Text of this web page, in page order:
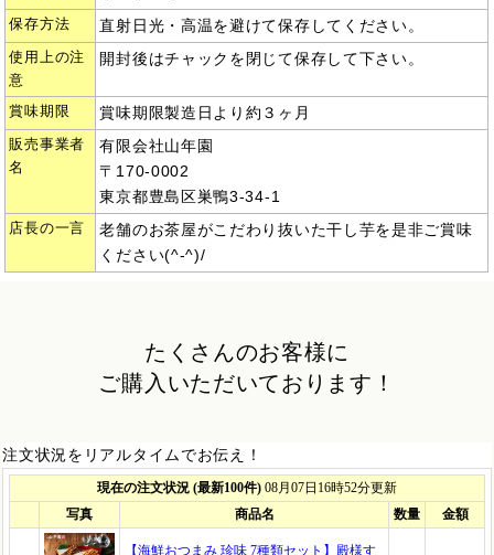
保存方法 直射日光・高温を避けて保存してください。
使用上の注
意
開封後はチャックを閉じて保存して下さい。
賞味期限 賞味期限製造日より約３ヶ月
販売事業者
名
有限会社山年園
〒170-0002
東京都豊島区巣鴨3-34-1
店長の一言
老舗のお茶屋がこだわり抜いた干し芋を是非ご賞味
ください(^-^)/
たくさんのお客様に
ご購入いただいております！
注文状況をリアルタイムでお伝え！